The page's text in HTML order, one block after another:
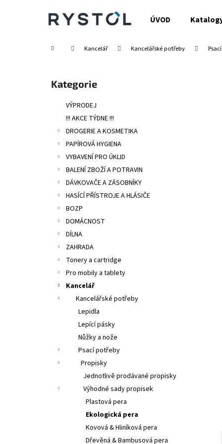
ÚVOD
Domů Kancelář Kancelářské potřeby
Přeskočit
kategorie
Kategorie
VÝPRODEJ
!!! AKCE TÝDNE !!!
DROGERIE A KOSMETIKA
PAPÍROVÁ HYGIENA
VYBAVENÍ PRO ÚKLID
BALENÍ ZBOŽÍ A POTRAVIN
DÁVKOVAČE A ZÁSOBNÍKY
HASÍCÍ PŘÍSTROJE A HLÁSIČE
BOZP
DOMÁCNOST
DÍLNA
ZAHRADA
Tonery a cartridge
Pro mobily a tablety
Kancelář
Kancelářské potřeby
Lepidla
Lepící pásky
Nůžky a nože
Psací potřeby
Propisky
Jednotlivě prodávané propisky
Výhodné sady propisek
Plastová pera
Ekologická pera
Kovová & Hliníková pera
Dřevěná & Bambusová pera
Zpět
Zpět
ALOBAL 10M PREMIUM
17,10 Kč